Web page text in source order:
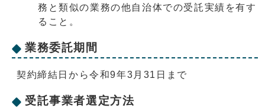
務と類似の業務の他自治体での受託実績を有す
ること。
業務委託期間
契約締結日から令和9年3月31日まで
受託事業者選定方法